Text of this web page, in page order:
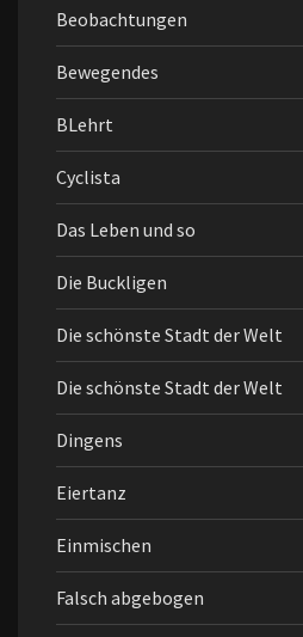
Beobachtungen
Bewegendes
BLehrt
Cyclista
Das Leben und so
Die Buckligen
Die schönste Stadt der Welt
Die schönste Stadt der Welt
Dingens
Eiertanz
Einmischen
Falsch abgebogen